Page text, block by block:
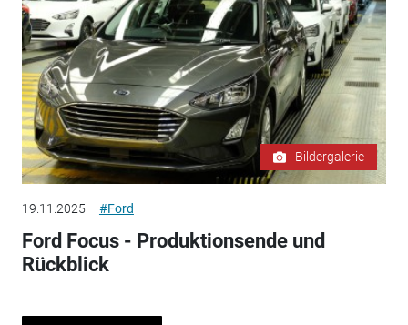
Bildergalerie
19.11.2025 #Ford
Ford Focus - Produktionsende und
Rückblick